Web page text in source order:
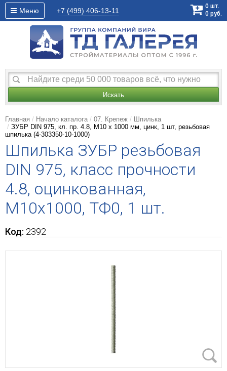
Меню +7 (499) 406-13-11
0 шт.
0 руб.
Искать
Главная Начало каталога 07. Крепеж
Шпилька
ЗУБР DIN 975, кл. пр. 4.8, М10 х 1000 мм, цинк, 1 шт, резьбовая
шпилька (4-303350-10-1000)
Шпилька ЗУБР резьбовая
DIN 975, класс прочности
4.8, оцинкованная,
М10x1000, ТФ0, 1 шт.
Код: 2392